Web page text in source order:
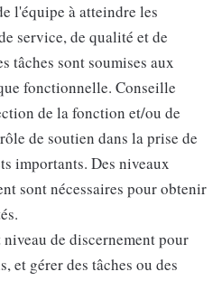
l'équipe à atteindre les
service, de qualité et de
tâches sont soumises aux
fonctionnelle. Conseille
de la fonction et/ou de
de soutien dans la prise de
importants. Des niveaux
sont nécessaires pour obtenir
de discernement pour
et gérer des tâches ou des